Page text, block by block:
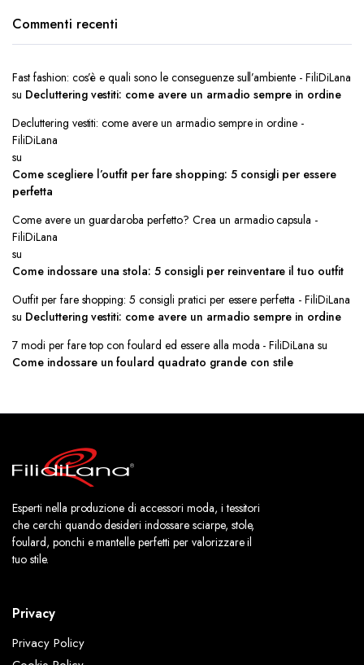
Commenti recenti
Fast fashion: cos’è e quali sono le conseguenze sull’ambiente - FiliDiLana
su Decluttering vestiti: come avere un armadio sempre in ordine
Decluttering vestiti: come avere un armadio sempre in ordine -
FiliDiLana
su
Come scegliere l’outfit per fare shopping: 5 consigli per essere
perfetta
Come avere un guardaroba perfetto? Crea un armadio capsula -
FiliDiLana
su
Come indossare una stola: 5 consigli per reinventare il tuo outfit
Outfit per fare shopping: 5 consigli pratici per essere perfetta - FiliDiLana
su Decluttering vestiti: come avere un armadio sempre in ordine
7 modi per fare top con foulard ed essere alla moda - FiliDiLana su
Come indossare un foulard quadrato grande con stile
Esperti nella produzione di accessori moda, i tessitori
che cerchi quando desideri indossare sciarpe, stole,
foulard, ponchi e mantelle perfetti per valorizzare il
tuo stile.
Privacy
Privacy Policy